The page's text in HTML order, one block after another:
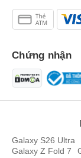
Chứng nhận
Galaxy S26 Ultra
Galaxy Z Fold 7